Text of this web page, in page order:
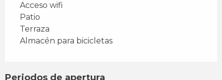
Acceso wifi
Patio
Terraza
Almacén para bicicletas
Periodos de apertura